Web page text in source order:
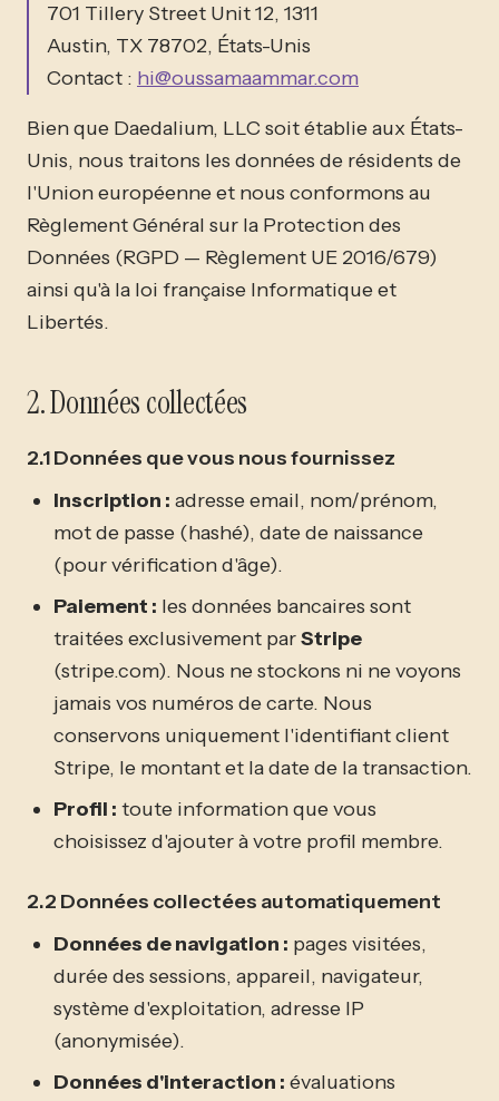
701 Tillery Street Unit 12, 1311
Austin, TX 78702, États-Unis
Contact : hi@oussamaammar.com
Bien que Daedalium, LLC soit établie aux États-
Unis, nous traitons les données de résidents de
l'Union européenne et nous conformons au
Règlement Général sur la Protection des
Données (RGPD — Règlement UE 2016/679)
ainsi qu'à la loi française Informatique et
Libertés.
2. Données collectées
2.1 Données que vous nous fournissez
Inscription : adresse email, nom/prénom,
mot de passe (hashé), date de naissance
(pour vérification d'âge).
Paiement : les données bancaires sont
traitées exclusivement parStripe
(stripe.com). Nous ne stockons ni ne voyons
jamais vos numéros de carte. Nous
conservons uniquement l'identifiant client
Stripe, le montant et la date de la transaction.
Profil : toute information que vous
choisissez d'ajouter à votre profil membre.
2.2 Données collectées automatiquement
Données de navigation : pages visitées,
durée des sessions, appareil, navigateur,
système d'exploitation, adresse IP
(anonymisée).
Données d'interaction : évaluations